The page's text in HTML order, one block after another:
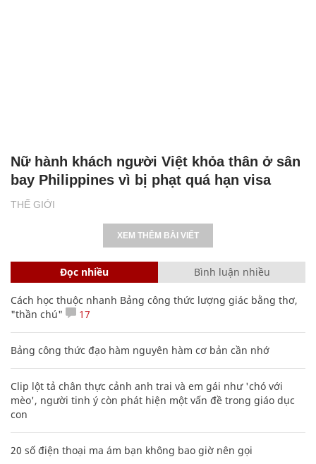
THẾ GIỚI
Nữ hành khách người Việt khỏa thân ở sân
bay Philippines vì bị phạt quá hạn visa
XEM THÊM BÀI VIẾT
Đọc nhiều Bình luận nhiều
Cách học thuộc nhanh Bảng công thức lượng giác bằng thơ,
"thần chú"
17
Bảng công thức đạo hàm nguyên hàm cơ bản cần nhớ
Clip lột tả chân thực cảnh anh trai và em gái như 'chó với
mèo', người tinh ý còn phát hiện một vấn đề trong giáo dục
con
20 số điện thoại ma ám bạn không bao giờ nên gọi